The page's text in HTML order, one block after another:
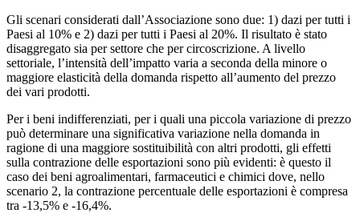
Gli scenari considerati dall’Associazione sono due: 1) dazi per tutti i
Paesi al 10% e 2) dazi per tutti i Paesi al 20%. Il risultato è stato
disaggregato sia per settore che per circoscrizione. A livello
settoriale, l’intensità dell’impatto varia a seconda della minore o
maggiore elasticità della domanda rispetto all’aumento del prezzo
dei vari prodotti.
Per i beni indifferenziati, per i quali una piccola variazione di prezzo
può determinare una significativa variazione nella domanda in
ragione di una maggiore sostituibilità con altri prodotti, gli effetti
sulla contrazione delle esportazioni sono più evidenti: è questo il
caso dei beni agroalimentari, farmaceutici e chimici dove, nello
scenario 2, la contrazione percentuale delle esportazioni è compresa
tra -13,5% e -16,4%.